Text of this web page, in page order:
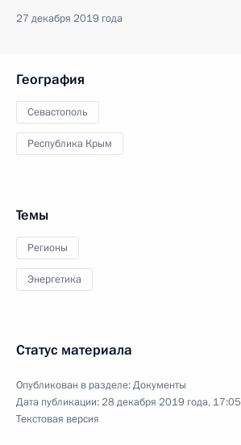
27 декабря 2019 года
География
Севастополь
Республика Крым
Темы
Регионы
Энергетика
Статус материала
Опубликован в разделе:Документы
Дата публикации:28 декабря 2019 года, 17:05
Текстовая версия